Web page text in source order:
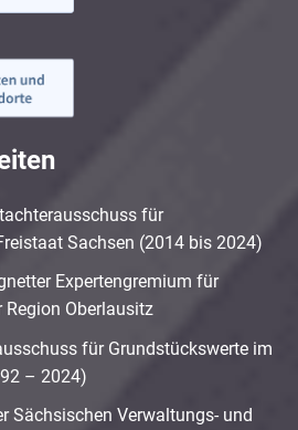
für
Sachsen (2014 bis 2024)
Expertengremium für
Region Oberlausitz
für Grundstückswerte im
– 2024)
Sächsischen Verwaltungs- und